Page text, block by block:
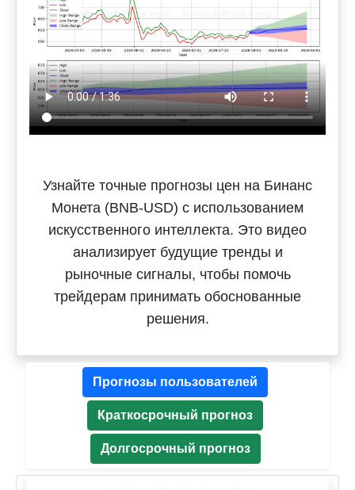
Узнайте точные прогнозы цен на Бинанс
Монета (BNB-USD) с использованием
искусственного интеллекта. Это видео
анализирует будущие тренды и
рыночные сигналы, чтобы помочь
трейдерам принимать обоснованные
решения.
Прогнозы пользователей
Краткосрочный прогноз
Долгосрочный прогноз